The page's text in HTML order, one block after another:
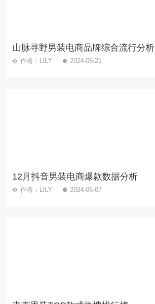
山脉寻野男装电商品牌综合流行分析
作者：LILY 2024-06-21
12月抖音男装电商爆款数据分析
作者：LILY 2024-06-07